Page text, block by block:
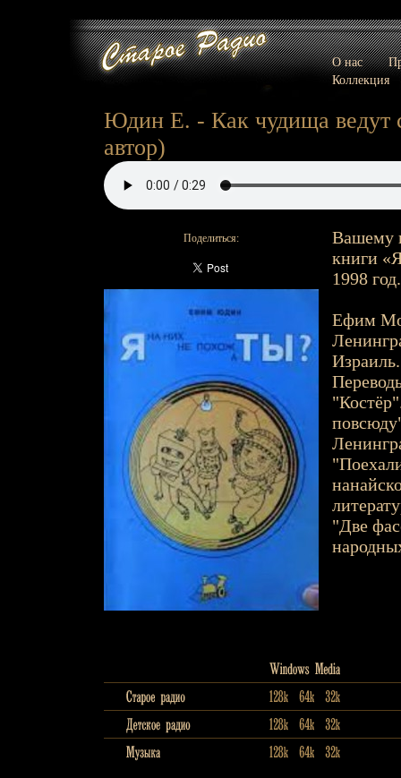
О нас
Коллекция
Юдин Е. - Как чудища ведут
автор)
Поделиться:
Вашему
книги
1998 год.
Ефим
"Две